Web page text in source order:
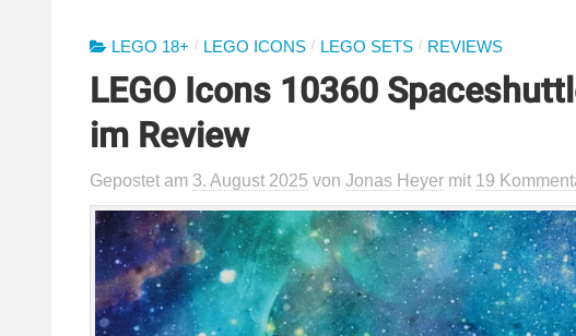
LEGO 18+ / LEGO ICONS / LEGO SETS / REVIEWS
LEGO Icons 10360
im Review
Gepostet am 3. August 2025 von Jonas Heyer mit 19